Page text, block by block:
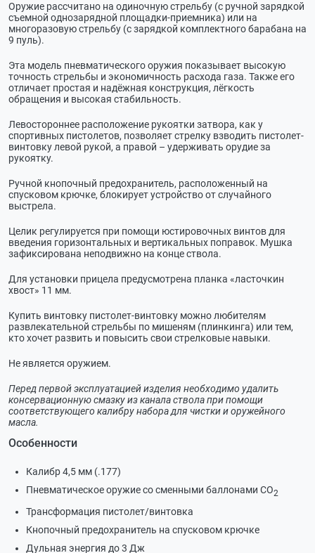
Оружие рассчитано на одиночную стрельбу (с ручной зарядкой
съемной однозарядной площадки-приемника) или на
многоразовую стрельбу (с зарядкой комплектного барабана на
9 пуль).
Эта модель пневматического оружия показывает высокую
точность стрельбы и экономичность расхода газа. Также его
отличает простая и надёжная конструкция, лёгкость
обращения и высокая стабильность.
Левостороннее расположение рукоятки затвора, как у
спортивных пистолетов, позволяет стрелку взводить пистолет-
винтовку левой рукой, а правой – удерживать орудие за
рукоятку.
Ручной кнопочный предохранитель, расположенный на
спусковом крючке, блокирует устройство от случайного
выстрела.
Целик регулируется при помощи юстировочных винтов для
введения горизонтальных и вертикальных поправок. Мушка
зафиксирована неподвижно на конце ствола.
Для установки прицела предусмотрена планка «ласточкин
хвост» 11 мм.
Купить винтовку пистолет-винтовку можно любителям
развлекательной стрельбы по мишеням (плинкинга) или тем,
кто хочет развить и повысить свои стрелковые навыки.
Не является оружием.
Перед первой эксплуатацией изделия необходимо удалить
консервационную смазку из канала ствола при помощи
соответствующего калибру набора для чистки и оружейного
масла.
Особенности
Калибр 4,5 мм (.177)
Пневматическое оружие со сменными баллонами CO2
Трансформация пистолет/винтовка
Кнопочный предохранитель на спусковом крючке
Дульная энергия до 3 Дж